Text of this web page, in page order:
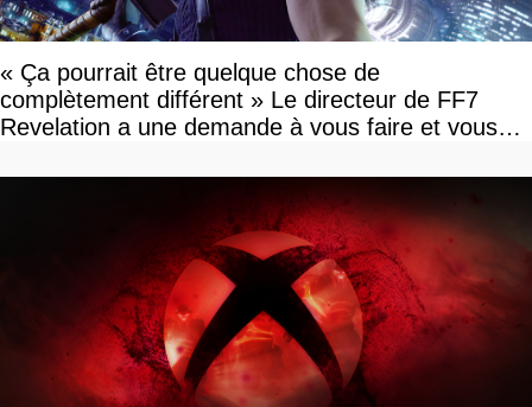
« Ça pourrait être quelque chose de
complètement différent » Le directeur de FF7
Revelation a une demande à vous faire et vous